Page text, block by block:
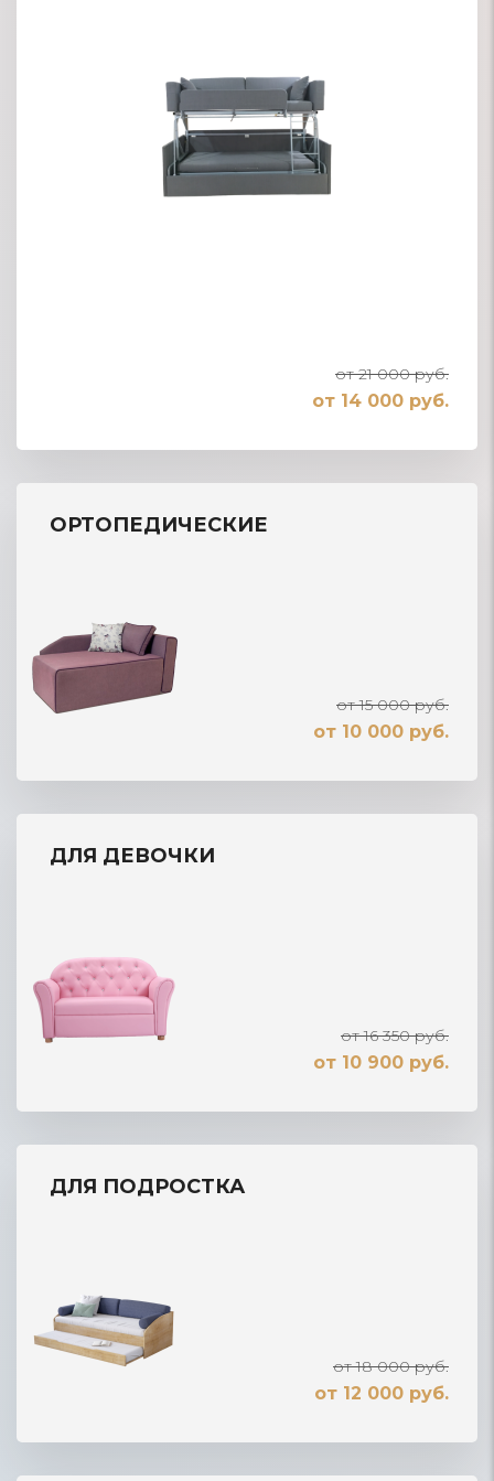
от 21 000 руб.
от 14 000 руб.
ОРТОПЕДИЧЕСКИЕ
от 15 000 руб.
от 10 000 руб.
ДЛЯ ДЕВОЧКИ
от 16 350 руб.
от 10 900 руб.
ДЛЯ ПОДРОСТКА
от 18 000 руб.
от 12 000 руб.